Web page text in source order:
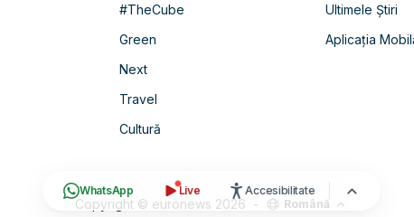
WhatsApp Live Accesibilitate
#TheCube
Green
Next
Travel
Cultură
Ultimele Știri
Aplicația
Copyright © euronews 2026 - Română